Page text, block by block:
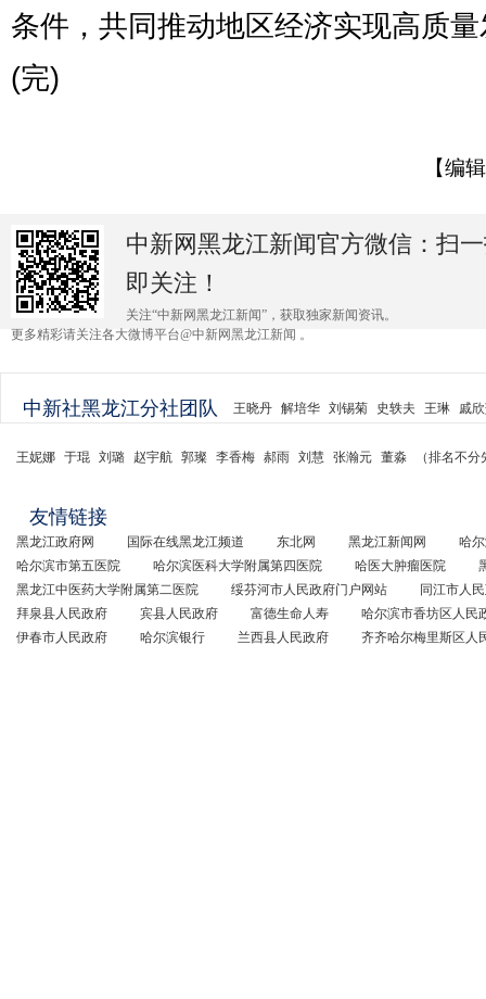
条件，共同推动地区经济实现高质
(完)
【编
中新网黑龙江新闻官方微信：扫
即关注！
关注“中新网黑龙江新闻”，获取独家新闻资讯。
更多精彩请关注各大微博平台@中新网黑龙江新闻 。
中新社黑龙江分社团队 王晓丹 解培华 刘锡菊 史轶夫 王琳 戚
王妮娜 于琨 刘璐 赵宇航 郭璨 李香梅 郝雨 刘慧 张瀚元 董淼 （排名不
友情链接
黑龙江政府网 国际在线黑龙江频道 东北网 黑龙江新闻网
哈
哈尔滨市第五医院
哈尔滨医科大学附属第四医院 哈医大肿瘤医院
黑龙江中医药大学附属第二医院
绥芬河市人民政府门户网站
同江市人
拜泉县人民政府
宾县人民政府 富德生命人寿
哈尔滨市香坊区人民
伊春市人民政府
哈尔滨银行 兰西县人民政府 齐齐哈尔梅里斯区人